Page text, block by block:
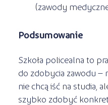
(zawody
Podsumowanie
Szkoła policealna to
do zdobycia zawodu
nie chcą iść na studia,
szybko zdobyć